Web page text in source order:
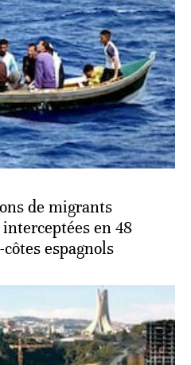
de migrants
en 48
espagnols